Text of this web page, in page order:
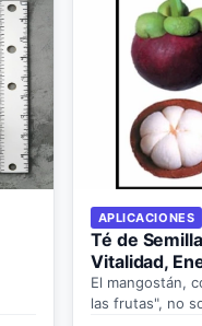
APLICACIONES
Té de
Vitalidad,
El mangostán,
las frutas", no